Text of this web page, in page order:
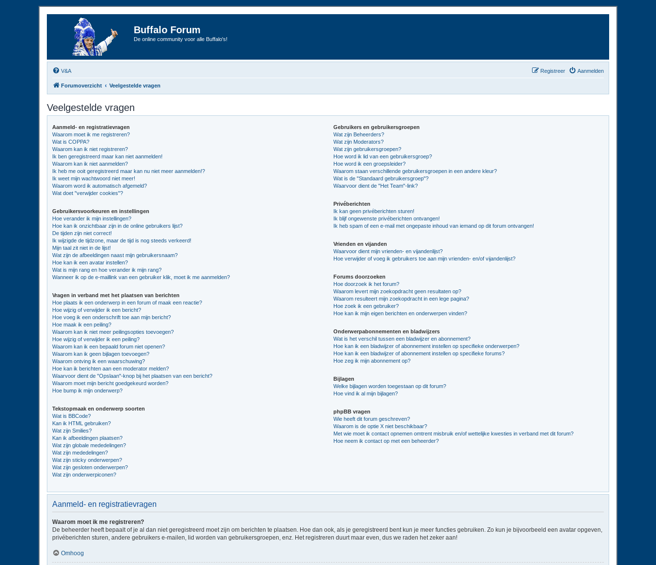
Buffalo Forum
De online community voor alle Buffalo's!
V&A Aanmelden
Registreer
Forumoverzicht Veelgestelde vragen
Veelgestelde vragen
Aanmeld- en registratievragen
Waarom moet ik me registreren?
Wat is COPPA?
Waarom kan ik niet registreren?
Ik ben geregistreerd maar kan niet aanmelden!
Waarom kan ik niet aanmelden?
Ik heb me ooit geregistreerd maar kan nu niet meer aanmelden!?
Ik weet mijn wachtwoord niet meer!
Waarom word ik automatisch afgemeld?
Wat doet "verwijder cookies"?
Gebruikersvoorkeuren en instellingen
Hoe verander ik mijn instellingen?
Hoe kan ik onzichtbaar zijn in de online gebruikers lijst?
De tijden zijn niet correct!
Ik wijzigde de tijdzone, maar de tijd is nog steeds verkeerd!
Mijn taal zit niet in de lijst!
Wat zijn de afbeeldingen naast mijn gebruikersnaam?
Hoe kan ik een avatar instellen?
Wat is mijn rang en hoe verander ik mijn rang?
Wanneer ik op de e-maillink van een gebruiker klik, moet ik me aanmelden?
Vragen in verband met het plaatsen van berichten
Hoe plaats ik een onderwerp in een forum of maak een reactie?
Hoe wijzig of verwijder ik een bericht?
Hoe voeg ik een onderschrift toe aan mijn bericht?
Hoe maak ik een peiling?
Waarom kan ik niet meer peilingsopties toevoegen?
Hoe wijzig of verwijder ik een peiling?
Waarom kan ik een bepaald forum niet openen?
Waarom kan ik geen bijlagen toevoegen?
Waarom ontving ik een waarschuwing?
Hoe kan ik berichten aan een moderator melden?
Waarvoor dient de "Opslaan"-knop bij het plaatsen van een bericht?
Waarom moet mijn bericht goedgekeurd worden?
Hoe bump ik mijn onderwerp?
Tekstopmaak en onderwerp soorten
Wat is BBCode?
Kan ik HTML gebruiken?
Wat zijn Smilies?
Kan ik afbeeldingen plaatsen?
Wat zijn globale mededelingen?
Wat zijn mededelingen?
Wat zijn sticky onderwerpen?
Wat zijn gesloten onderwerpen?
Wat zijn onderwerpiconen?
Gebruikers en gebruikersgroepen
Wat zijn Beheerders?
Wat zijn Moderators?
Wat zijn gebruikersgroepen?
Hoe word ik lid van een gebruikersgroep?
Hoe word ik een groepsleider?
Waarom staan verschillende gebruikersgroepen in een andere kleur?
Wat is de "Standaard gebruikersgroep"?
Waarvoor dient de "Het Team"-link?
Privéberichten
Ik kan geen privéberichten sturen!
Ik blijf ongewenste privéberichten ontvangen!
Ik heb spam of een e-mail met ongepaste inhoud van iemand op dit forum ontvangen!
Vrienden en vijanden
Waarvoor dient mijn vrienden- en vijandenlijst?
Hoe verwijder of voeg ik gebruikers toe aan mijn vrienden- en/of vijandenlijst?
Forums doorzoeken
Hoe doorzoek ik het forum?
Waarom levert mijn zoekopdracht geen resultaten op?
Waarom resulteert mijn zoekopdracht in een lege pagina?
Hoe zoek ik een gebruiker?
Hoe kan ik mijn eigen berichten en onderwerpen vinden?
Onderwerpabonnementen en bladwijzers
Wat is het verschil tussen een bladwijzer en abonnement?
Hoe kan ik een bladwijzer of abonnement instellen op specifieke onderwerpen?
Hoe kan ik een bladwijzer of abonnement instellen op specifieke forums?
Hoe zeg ik mijn abonnement op?
Bijlagen
Welke bijlagen worden toegestaan op dit forum?
Hoe vind ik al mijn bijlagen?
phpBB vragen
Wie heeft dit forum geschreven?
Waarom is de optie X niet beschikbaar?
Met wie moet ik contact opnemen omtrent misbruik en/of wettelijke kwesties in verband met dit forum?
Hoe neem ik contact op met een beheerder?
Aanmeld- en registratievragen
Waarom moet ik me registreren?
De beheerder heeft bepaalt of je al dan niet geregistreerd moet zijn om berichten te plaatsen. Hoe dan ook, als je geregistreerd bent kun je meer functies gebruiken. Zo kun je bijvoorbeeld een avatar opgeven,
privéberichten sturen, andere gebruikers e-mailen, lid worden van gebruikersgroepen, enz. Het registreren duurt maar even, dus we raden het zeker aan!
Omhoog